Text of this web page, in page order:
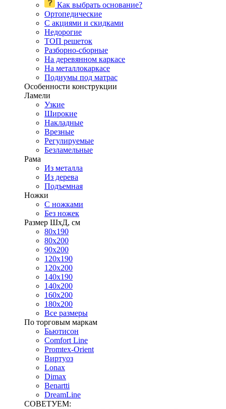
Как выбрать основание?
Ортопедические
С акциями и скидками
Недорогие
ТОП решеток
Разборно-сборные
На деревянном каркасе
На металлокаркасе
Подиумы под матрас
Особенности конструкции
Ламели
Узкие
Широкие
Накладные
Врезные
Регулируемые
Безламельные
Рама
Из металла
Из дерева
Подъемная
Ножки
С ножками
Без ножек
Размер ШхД, см
80х190
80х200
90х200
120х190
120х200
140х190
140х200
160х200
180х200
Все размеры
По торговым маркам
Бьютисон
Comfort Line
Promtex-Orient
Виртуоз
Lonax
Dimax
Benartti
DreamLine
СОВЕТУЕМ: